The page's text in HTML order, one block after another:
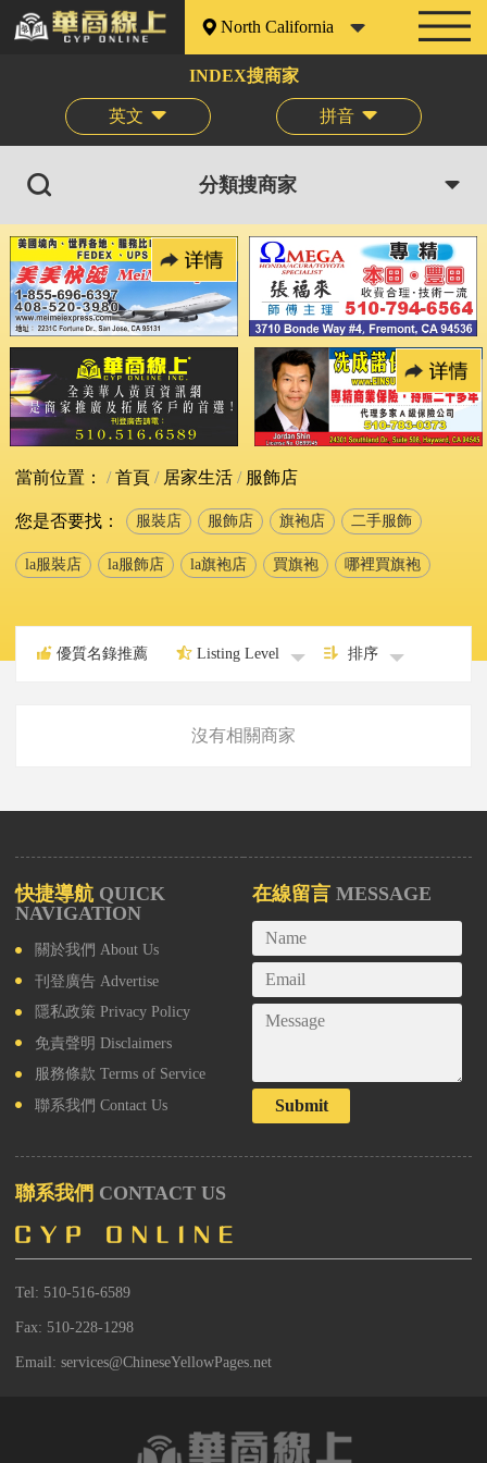
North California
INDEX搜商家
英文 拼音
分類搜商家
當前位置： 首頁 居家生活 服飾店
您是否要找： 服裝店 服飾店 旗袍店 二手服飾
la服裝店 la服飾店 la旗袍店 買旗袍 哪裡買旗袍
優質名錄推薦 Listing Level 排序
沒有相關商家
快捷導航 QUICK
NAVIGATION
關於我們 About Us
刊登廣告 Advertise
隱私政策 Privacy Policy
免責聲明 Disclaimers
服務條款 Terms of Service
聯系我們 Contact Us
在線留言 MESSAGE
Submit
聯系我們 CONTACT US
Tel: 510-516-6589
Fax: 510-228-1298
Email: services@ChineseYellowPages.net